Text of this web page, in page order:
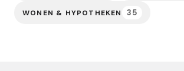
WONEN & HYPOTHEKEN 35